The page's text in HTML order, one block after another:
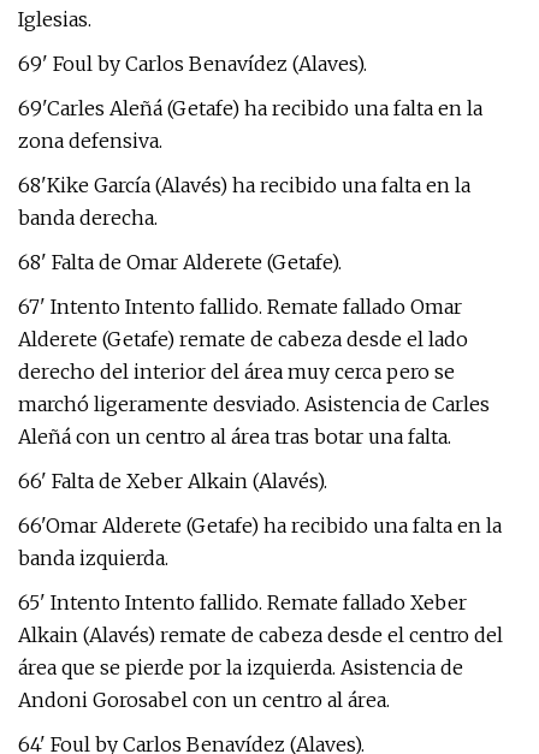
Iglesias.
69' Foul by Carlos Benavídez (Alaves).
69'Carles Aleñá (Getafe) ha recibido una falta en la
zona defensiva.
68'Kike García (Alavés) ha recibido una falta en la
banda derecha.
68' Falta de Omar Alderete (Getafe).
67' Intento Intento fallido. Remate fallado Omar
Alderete (Getafe) remate de cabeza desde el lado
derecho del interior del área muy cerca pero se
marchó ligeramente desviado. Asistencia de Carles
Aleñá con un centro al área tras botar una falta.
66' Falta de Xeber Alkain (Alavés).
66'Omar Alderete (Getafe) ha recibido una falta en la
banda izquierda.
65' Intento Intento fallido. Remate fallado Xeber
Alkain (Alavés) remate de cabeza desde el centro del
área que se pierde por la izquierda. Asistencia de
Andoni Gorosabel con un centro al área.
64' Foul by Carlos Benavídez (Alaves).